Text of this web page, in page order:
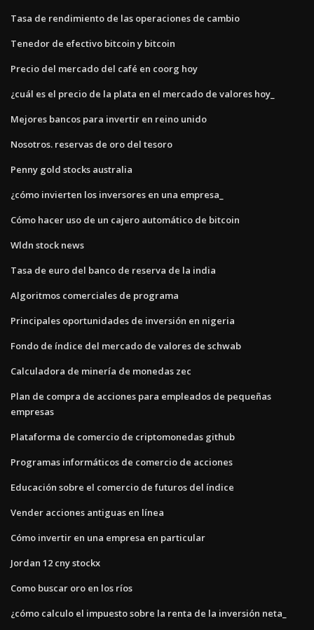
Tasa de rendimiento de las operaciones de cambio
Tenedor de efectivo bitcoin y bitcoin
Precio del mercado del café en coorg hoy
¿cuál es el precio de la plata en el mercado de valores hoy_
Mejores bancos para invertir en reino unido
Nosotros. reservas de oro del tesoro
Penny gold stocks australia
¿cómo invierten los inversores en una empresa_
Cómo hacer uso de un cajero automático de bitcoin
Wldn stock news
Tasa de euro del banco de reserva de la india
Algoritmos comerciales de programa
Principales oportunidades de inversión en nigeria
Fondo de índice del mercado de valores de schwab
Calculadora de minería de monedas zec
Plan de compra de acciones para empleados de pequeñas
empresas
Plataforma de comercio de criptomonedas github
Programas informáticos de comercio de acciones
Educación sobre el comercio de futuros del índice
Vender acciones antiguas en línea
Cómo invertir en una empresa en particular
Jordan 12 cny stockx
Como buscar oro en los ríos
¿cómo calculo el impuesto sobre la renta de la inversión neta_